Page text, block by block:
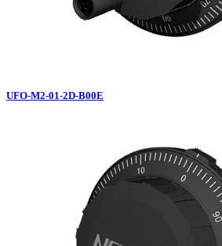
UFO-M2-01-2D-B00E